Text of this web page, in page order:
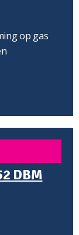
op gas
DBM